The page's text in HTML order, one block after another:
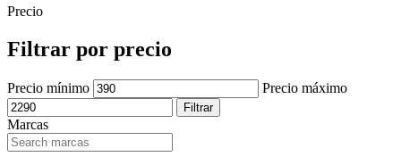
Precio
Filtrar por precio
Precio mínimo Precio máximo
Filtrar
Marcas